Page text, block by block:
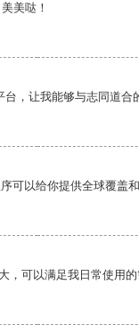
美哒！
，让我能够与志同道合
可以给你提供全球覆盖
，可以满足我日常使用的